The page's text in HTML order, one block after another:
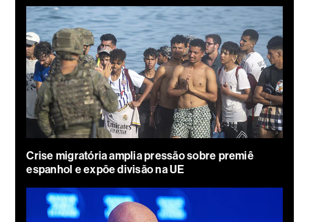
Crise migratória amplia pressão sobre premiê
espanhol e expõe divisão na UE